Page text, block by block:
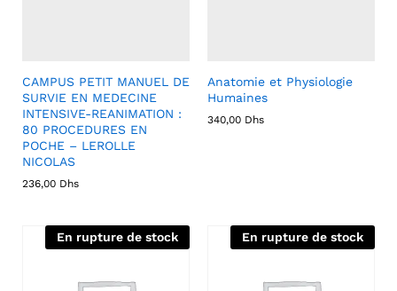
CAMPUS PETIT MANUEL DE
SURVIE EN MEDECINE
INTENSIVE-REANIMATION :
80 PROCEDURES EN
POCHE – LEROLLE
NICOLAS
236,00 Dhs
Anatomie et Physiologie
Humaines
340,00 Dhs
En rupture de stock En rupture de stock